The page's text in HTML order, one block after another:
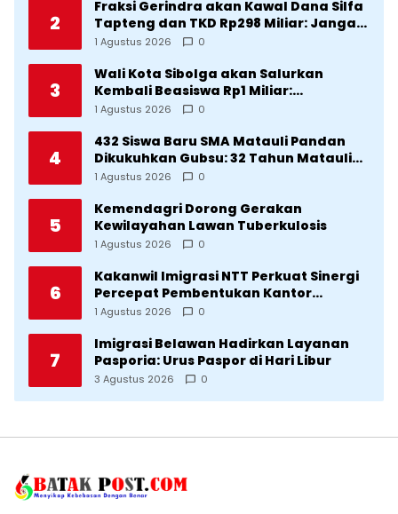
2
Fraksi Gerindra akan Kawal Dana Silfa
Tapteng dan TKD Rp298 Miliar: Jangan
Sampai Pekerjaan Pusat dan Provinsi
1 Agustus 2026 0
3
Wali Kota Sibolga akan Salurkan
Kembali Beasiswa Rp1 Miliar:
Diproritaskan Mahasiswa Korban
1 Agustus 2026 0
4
432 Siswa Baru SMA Matauli Pandan
Dikukuhkan Gubsu: 32 Tahun Matauli
Cetak SDM Unggul
1 Agustus 2026 0
5
Kemendagri Dorong Gerakan
Kewilayahan Lawan Tuberkulosis
1 Agustus 2026 0
6
Kakanwil Imigrasi NTT Perkuat Sinergi
Percepat Pembentukan Kantor
Imigrasi Sumba Timur
1 Agustus 2026 0
7
Imigrasi Belawan Hadirkan Layanan
Pasporia: Urus Paspor di Hari Libur
3 Agustus 2026 0